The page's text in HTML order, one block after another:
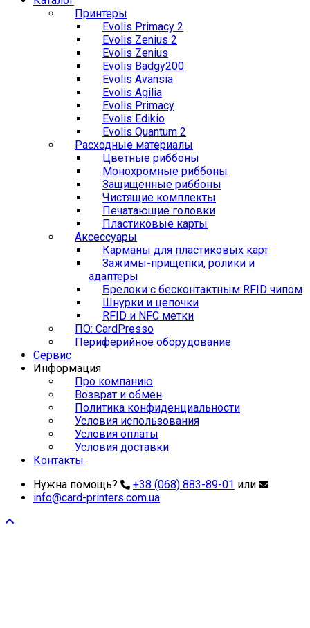
Принтеры
Evolis Primacy 2
Evolis Zenius 2
Evolis Zenius
Evolis Badgy200
Evolis Avansia
Evolis Agilia
Evolis Primacy
Evolis Edikio
Evolis Quantum 2
Расходные материалы
Цветные риббоны
Монохромные риббоны
Защищенные риббоны
Чистящие комплекты
Печатающие головки
Пластиковые карты
Аксессуары
Карманы для пластиковых карт
Зажимы-прищепки, ролики и
адаптеры
Брелоки с бесконтактным RFID чипом
Шнурки и цепочки
RFID и NFC метки
ПО: CardPresso
Периферийное оборудование
Сервис
Информация
Про компанию
Возврат и обмен
Политика конфиденциальности
Условия использования
Условия оплаты
Условия доставки
Контакты
Нужна помощь?
+38 (068) 883-89-01 или
info@card-printers.com.ua